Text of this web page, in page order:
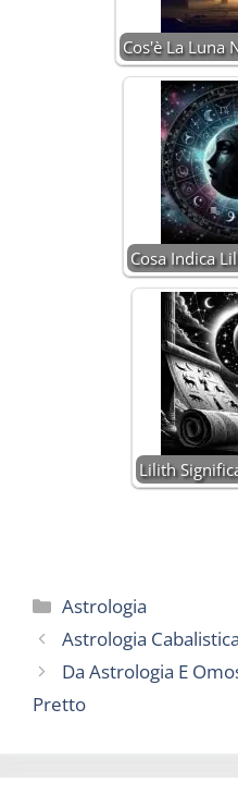
Cos'è La Luna
Cosa Indica
Lilith
Categorie
Astrologia
Astrologia
Da Astrologia E
Pretto